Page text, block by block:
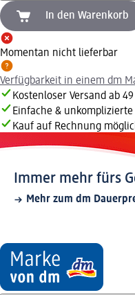
In den Warenkorb
Momentan nicht lieferbar
Verfügbarkeit in einem dm
Kostenloser Versand ab
Einfache & unkomplizierte
Kauf auf Rechnung
Immer mehr fürs
Mehr zum dm